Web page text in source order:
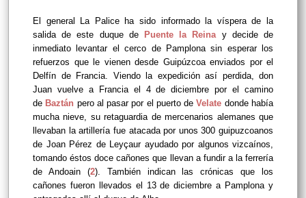
El general La Palice ha sido informado la víspera de la
salida de este duque de
Puente la Reina y decide de
inmediato levantar el cerco de Pamplona sin esperar los
refuerzos que le vienen desde Guipúzcoa enviados por el
Delfín de Francia. Viendo la expedición así perdida, don
Juan vuelve a Francia el 4 de diciembre por el camino
de Baztán pero al pasar por el puerto deVelate donde había
mucha nieve, su retaguardia de mercenarios alemanes que
llevaban la artillería fue atacada por unos 300 guipuzcoanos
de Joan Pérez de Leyçaur ayudado por algunos vizcaínos,
tomando éstosdoce cañones que llevan a fundir a la ferrería
de Andoain (2). También indican las crónicas que los
cañones fueron llevados el 13 de diciembre a Pamplona y